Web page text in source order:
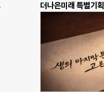
더나은미래 특별기획